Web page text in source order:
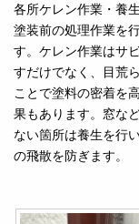
各所ケレン作業・養
塗装前の処理作業を
す。ケレン作業はサ
すだけでなく、目荒
ことで塗料の密着を
果もあります。窓な
ない箇所は養生を行
の飛散を防ぎます。